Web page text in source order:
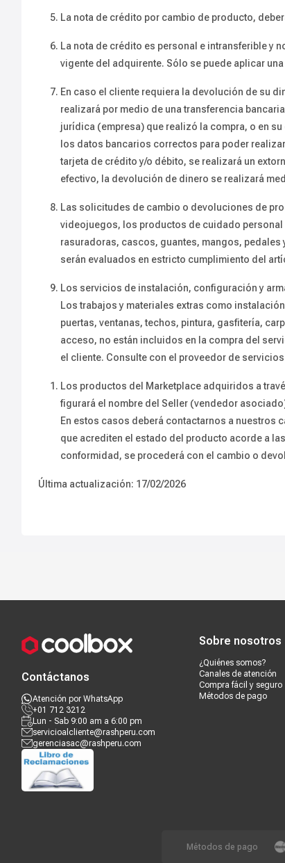
La nota de crédito por cambio de producto,
La nota de crédito es personal e intransferible y
vigente del adquirente. Sólo se puede aplicar
En caso el cliente requiera la devolución de su
realizará por medio de una transferencia
jurídica (empresa) que realizó la compra, o en
los datos bancarios correctos para poder
tarjeta de crédito y/o débito, se realizará un
efectivo, la devolución de dinero se realizará
Las solicitudes de cambio o devoluciones de
videojuegos, los productos de cuidado
rasuradoras, cascos, guantes, mangos,
serán evaluados en estricto cumplimiento del
Los servicios de instalación, configuración y
Los trabajos y materiales extras como
puertas, ventanas, techos, pintura, gasfitería,
acceso, no están incluidos en la compra del
el cliente. Consulte con el proveedor de
Los productos del Marketplace adquiridos a
figurará el nombre del Seller (vendedor
En estos casos deberá contactarnos a
que acrediten el estado del producto acorde a
conformidad, se procederá con el cambio o
Última actualización: 17/02/2026
Contáctanos
Atención por WhatsApp
+01 712 3212
Lun - Sab 9:00 am a 6:00 pm
servicioalcliente@rashperu.com
gerenciasac@rashperu.com
Sobre nosotros
¿Quiénes somos?
Canales de atención
Compra fácil y seguro
Métodos de pago
Métodos de pago